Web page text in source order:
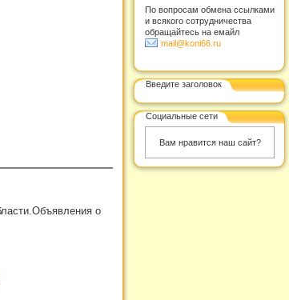
о
По вопросам обмена ссылками
и всякого сотрудничества
обращайтесь на емайл
mail@koni66.ru
Введите заголовок
Социальные сети
Вам нравится наш сайт?